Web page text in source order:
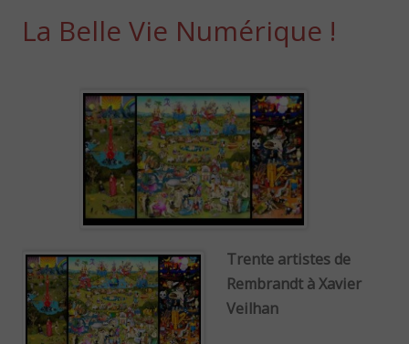
La Belle Vie Numérique !
Trente artistes de
Rembrandt à Xavier
Veilhan